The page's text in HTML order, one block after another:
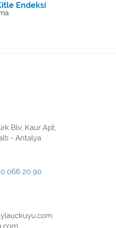
Endeksi
Blv, Kaur Apt,
- Antalya
066 20 90